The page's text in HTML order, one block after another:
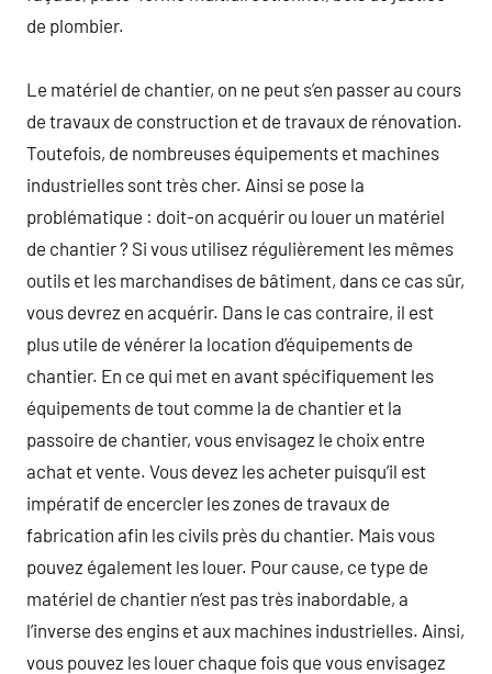
de plombier.
Le matériel de chantier, on ne peut s’en passer au cours
de travaux de construction et de travaux de rénovation.
Toutefois, de nombreuses équipements et machines
industrielles sont très cher. Ainsi se pose la
problématique : doit-on acquérir ou louer un matériel
de chantier ? Si vous utilisez régulièrement les mêmes
outils et les marchandises de bâtiment, dans ce cas sûr,
vous devrez en acquérir. Dans le cas contraire, il est
plus utile de vénérer la location d’équipements de
chantier. En ce qui met en avant spécifiquement les
équipements de tout comme la de chantier et la
passoire de chantier, vous envisagez le choix entre
achat et vente. Vous devez les acheter puisqu’il est
impératif de encercler les zones de travaux de
fabrication afin les civils près du chantier. Mais vous
pouvez également les louer. Pour cause, ce type de
matériel de chantier n’est pas très inabordable, a
l’inverse des engins et aux machines industrielles. Ainsi,
vous pouvez les louer chaque fois que vous envisagez